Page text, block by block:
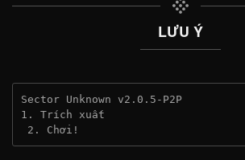
LƯU Ý
Sector Unknown v2.0.5-P2P
1. Trích xuất
2. Chơi!